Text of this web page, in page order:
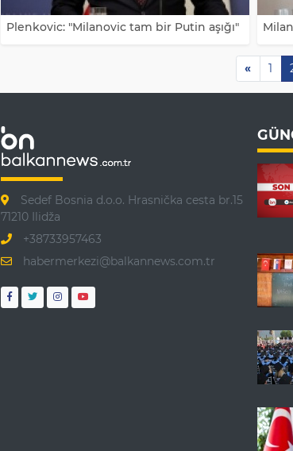
Plenkovic: "Milanovic tam bir Putin aşığı"
« 1
Sedef Bosnia d.o.o. Hrasnička cesta br.15
71210 Ilidža
+38733957463
habermerkezi@balkannews.com.tr